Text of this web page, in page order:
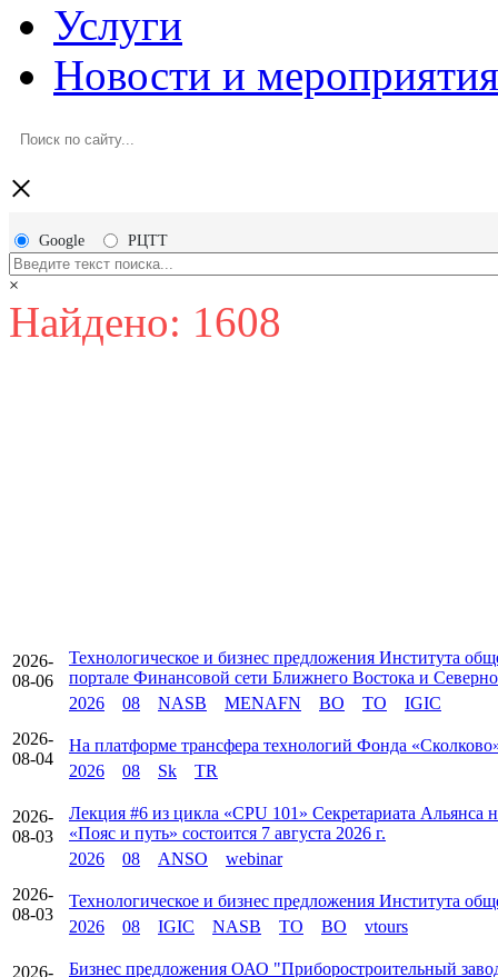
Услуги
Новости и мероприятия
×
Google РЦТТ
×
Найдено: 1608
2026-
08-06
Технологическое и бизнес предложения Института
портале Финансовой сети Ближнего Востока и
2026
08 NASB MENAFN BO TO
IGIC
2026-
08-04
На платформе трансфера технологий Фонда
2026
08 Sk TR
2026-
08-03
Лекция #6 из цикла «CPU 101» Секретариата
«Пояс и путь» состоится 7 августа 2026 г.
2026
08 ANSO
webinar
2026-
08-03
Технологическое и бизнес предложения Института
2026
08 IGIC NASB TO BO vtours
2026- Бизнес предложения ОАО "Приборостроительный